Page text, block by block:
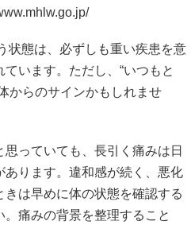
状態は、必ずしも重い疾患を意
います。ただし、“いつもと
からのサインかもしれませ
思っていても、長引く痛みは日
ります。違和感が続く、悪化
きは早めに体の状態を確認する
痛みの背景を整理すること